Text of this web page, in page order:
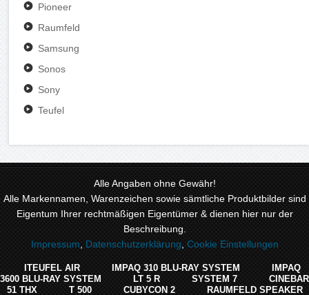
Pioneer
Raumfeld
Samsung
Sonos
Sony
Teufel
Alle Angaben ohne Gewähr!
Alle Markennamen, Warenzeichen sowie sämtliche Produktbilder sind
Eigentum Ihrer rechtmäßigen Eigentümer & dienen hier nur der
Beschreibung.
Impressum
Datenschutzerklärung Cookie Einstellungen
ITEUFEL AIR IMPAQ 310 BLU-RAY SYSTEM
IMPAQ
3600 BLU-RAY SYSTEM
LT 5 R SYSTEM 7
CINEBAR
51 THX
T 500 CUBYCON 2 RAUMFELD SPEAKER